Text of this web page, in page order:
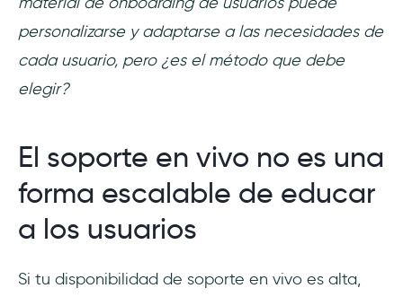
personalizarse y adaptarse a las necesidades de
cada usuario, pero ¿es el método que debe
elegir?
El soporte en vivo no es una
forma escalable de educar
a los usuarios
Si tu disponibilidad de soporte en vivo es alta,